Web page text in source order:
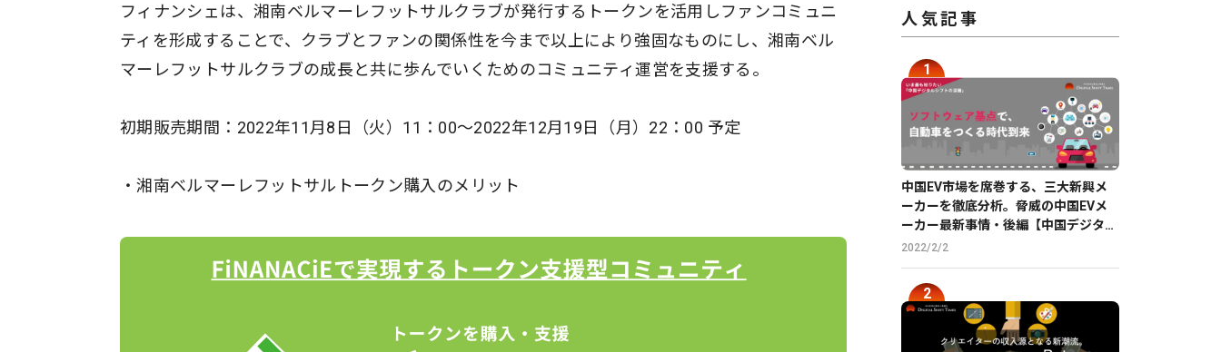
フィナンシェは、湘南ベルマーレフットサルクラブが発行するトークンを活用しファンコミュニ
ティを形成することで、クラブとファンの関係性を今まで以上により強固なものにし、湘南ベル
マーレフットサルクラブの成長と共に歩んでいくためのコミュニティ運営を支援する。
初期販売期間：2022年11月8日（火）11：00〜2022年12月19日（月）22：00 予定
・湘南ベルマーレフットサルトークン購入のメリット
人気記事
中国EV市場を席巻する、三大新興メ
ーカーを徹底分析。脅威の中国EVメ
ーカー最新事情・後編【中国デジタル
企業最前線】
2022/2/2